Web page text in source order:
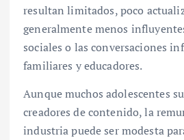
resultan limitados, poco
generalmente menos
sociales o las conversaciones
familiares y educadores.
Aunque muchos adolescentes
creadores de contenido, la
industria puede ser modesta